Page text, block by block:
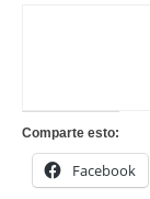
Comparte esto:
Facebook